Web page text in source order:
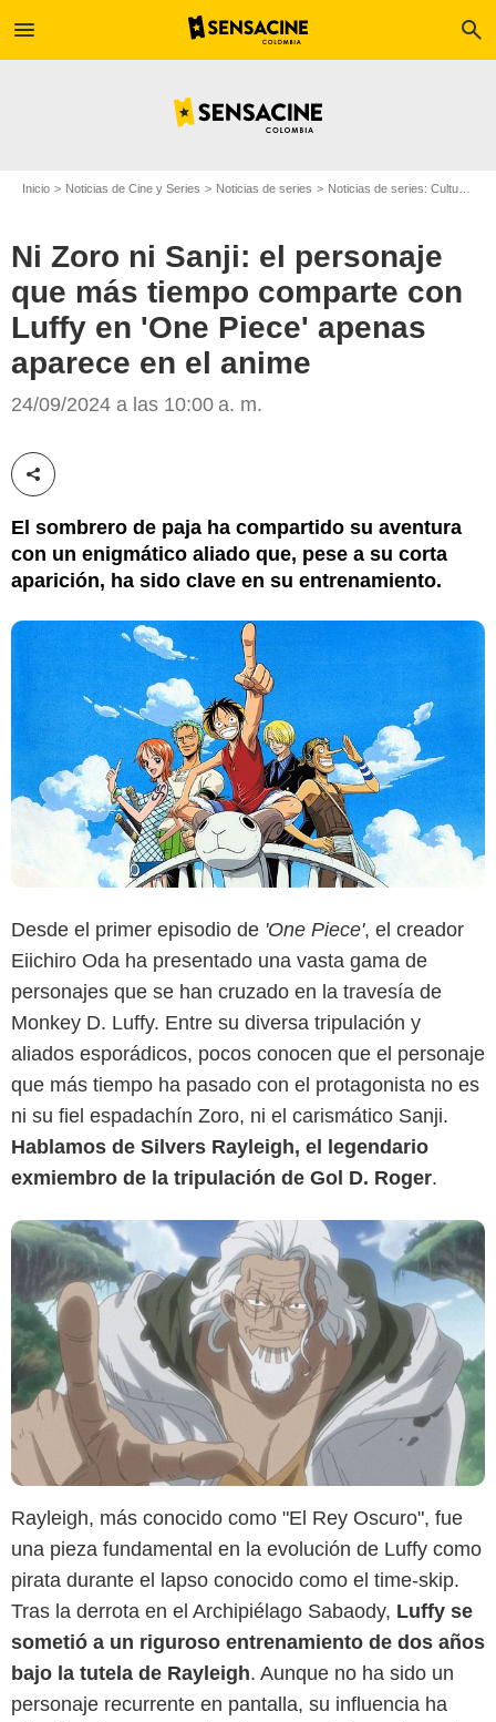
menu search
Inicio Noticias de Cine y Series Noticias de series Noticias de series: Cultura Series
Ni Zoro ni Sanji: el personaje
que más tiempo comparte con
Luffy en 'One Piece' apenas
aparece en el anime
24/09/2024 a las 10:00 a. m.
Compartir esta noticia
El sombrero de paja ha compartido su aventura
con un enigmático aliado que, pese a su corta
aparición, ha sido clave en su entrenamiento.
Crunchyroll
Desde el primer episodio de 'One Piece', el creador
Eiichiro Oda ha presentado una vasta gama de
personajes que se han cruzado en la travesía de
Monkey D. Luffy. Entre su diversa tripulación y
aliados esporádicos, pocos conocen que el personaje
que más tiempo ha pasado con el protagonista no es
ni su fiel espadachín Zoro, ni el carismático Sanji.
Hablamos de Silvers Rayleigh, el legendario
exmiembro de la tripulación de Gol D. Roger.
Crunchyroll
Rayleigh, más conocido como "El Rey Oscuro", fue
una pieza fundamental en la evolución de Luffy como
pirata durante el lapso conocido como el time-skip.
Tras la derrota en el Archipiélago Sabaody, Luffy se
sometió a un riguroso entrenamiento de dos años
bajo la tutela de Rayleigh. Aunque no ha sido un
personaje recurrente en pantalla, su influencia ha